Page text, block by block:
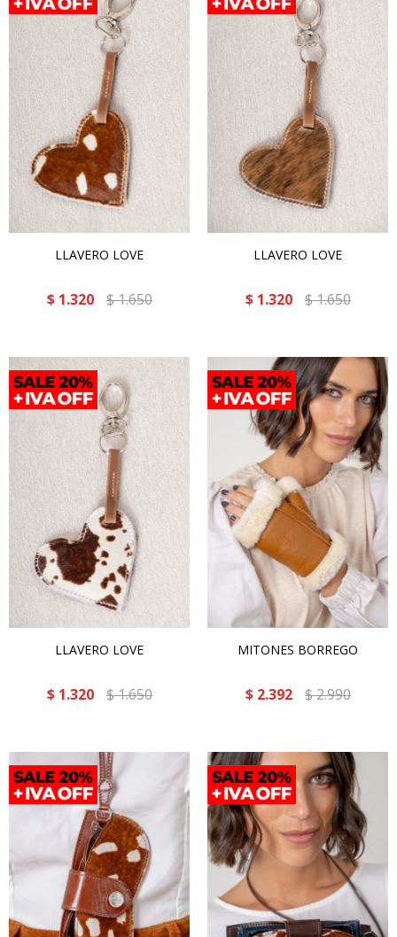
LLAVERO LOVE
$ 1.320 $1.650
LLAVERO LOVE
$ 1.320 $1.650
LLAVERO LOVE
$ 1.320 $1.650
MITONES BORREGO
$ 2.392 $2.990